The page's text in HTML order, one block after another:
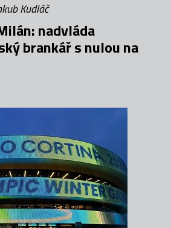
Kudláč
nadvláda
brankář s nulou na